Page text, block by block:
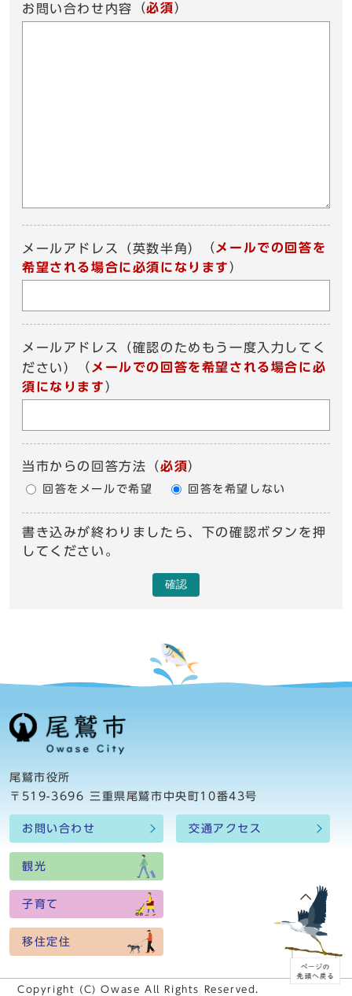
お問い合わせ内容 （必須）
メールアドレス（英数半角） （ メールでの回答を
希望される場合に必須になります ）
メールアドレス（確認のためもう一度入力してく
ださい）
（ メールでの回答を希望される場合に必
須になります ）
当市からの回答方法 （必須）
回答をメールで希望 回答を希望しない
書き込みが終わりましたら、下の確認ボタンを押
してください。
確認
尾鷲市役所
〒519-3696 三重県尾鷲市中央町10番43号
お問い合わせ 交通アクセス
観光
子育て
移住定住
Copyright (C) Owase All Rights Reserved.